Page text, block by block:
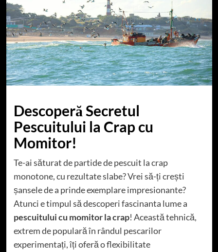
Descoperă Secretul
Pescuitului la Crap cu
Momitor!
Te-ai săturat de partide de pescuit la crap
monotone, cu rezultate slabe? Vrei să-ți crești
șansele de a prinde exemplare impresionante?
Atunci e timpul să descoperi fascinanta lume a
pescuitului cu momitor la crap! Această tehnică,
extrem de populară în rândul pescarilor
experimentați, îți oferă o flexibilitate